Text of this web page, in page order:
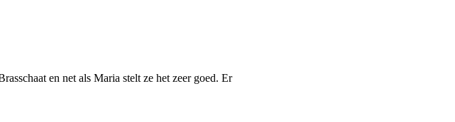
en net als Maria stelt ze het zeer goed. Er